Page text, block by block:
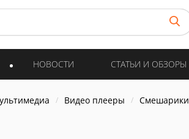
НОВОСТИ СТАТЬИ И ОБЗОРЫ
Видео плееры Смешарики